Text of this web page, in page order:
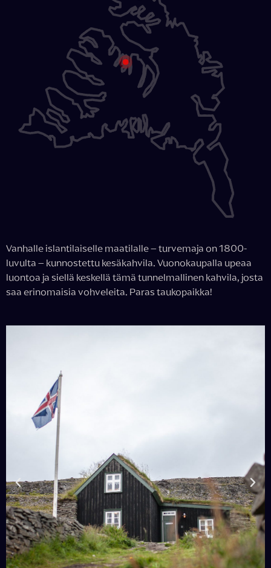
Vanhalle islantilaiselle maatilalle – turvemaja on 1800-
luvulta – kunnostettu kesäkahvila. Vuonokaupalla upeaa
luontoa ja siellä keskellä tämä tunnelmallinen kahvila, josta
saa erinomaisia vohveleita. Paras taukopaikka!